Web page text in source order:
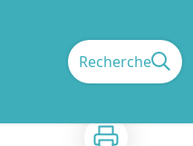
Recherche